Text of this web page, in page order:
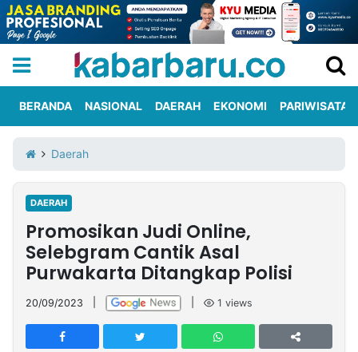
Iklan
Berita
Kami
Nasional
International
Olahraga
Entertainment
Daerah
Pariwisata
Kuliner
Kolom
Network
PT
TREETAN
BERANDA NASIONAL DAERAH EKONOMI PARIWISATA
Daerah
DAERAH
Promosikan Judi Online,
Selebgram Cantik Asal
Purwakarta Ditangkap Polisi
20/09/2023 1 views